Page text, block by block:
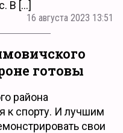
В […]
16 августа 2023 13:51
готовы
района
к спорту. И лучшим
свои